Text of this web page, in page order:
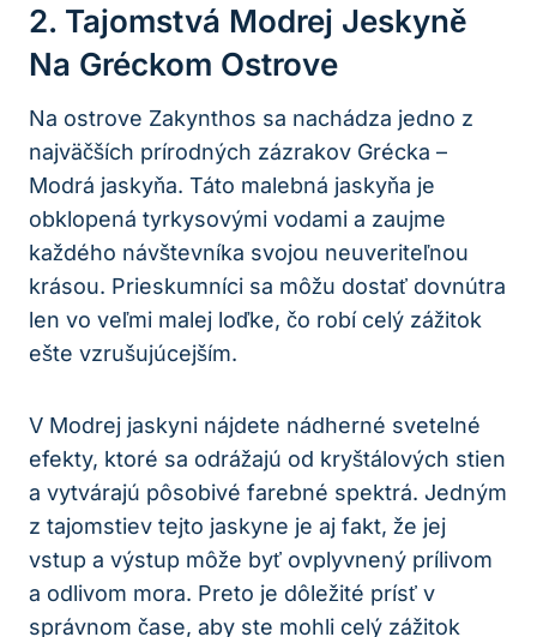
2. Tajomstvá Modrej Jeskyně
Na Gréckom Ostrove
Na ostrove Zakynthos sa nachádza jedno z
najväčších prírodných zázrakov Grécka –
Modrá jaskyňa. Táto malebná jaskyňa je
obklopená tyrkysovými vodami a zaujme
každého návštevníka svojou neuveriteľnou
krásou. Prieskumníci sa môžu dostať dovnútra
len vo veľmi malej loďke, čo robí celý zážitok
ešte vzrušujúcejším.
V Modrej jaskyni nájdete nádherné svetelné
efekty, ktoré sa odrážajú od kryštálových stien
a vytvárajú pôsobivé farebné spektrá. Jedným
z tajomstiev tejto jaskyne je aj fakt, že jej
vstup a výstup môže byť ovplyvnený prílivom
a odlivom mora. Preto je dôležité prísť v
správnom čase, aby ste mohli celý zážitok